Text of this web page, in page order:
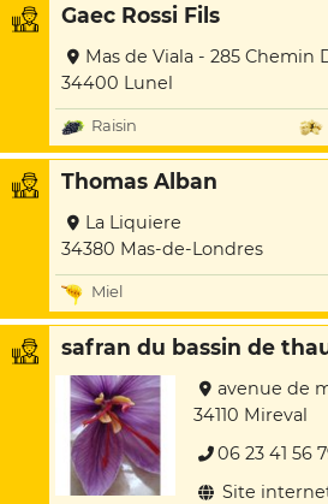
Gaec Rossi Fils
Mas de Viala - 285 Chemin
34400 Lunel
Raisin
Thomas Alban
La Liquiere
34380 Mas-de-Londres
Miel
safran du bassin de
avenue de
34110 Mireval
06 23 41 56
Site